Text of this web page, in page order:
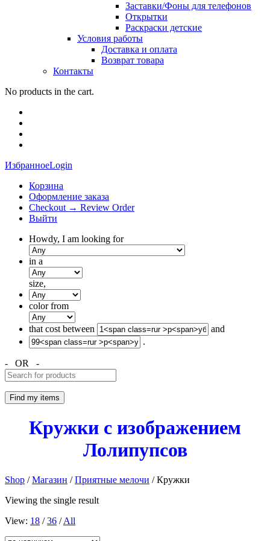
Заставки/Фоны для телефонов
Открытки
Раскраски детские
Условия работы
Доставка и оплата
Возврат товара
Контакты
No products in the cart.
ИзбранноеLogin
Корзина
Оформление заказа
Checkout → Review Order
Выйти
Howdy, I am looking for
in a
size,
color from
that cost between
and
.
- OR -
Кружки с изображением
Лолипупсов
Shop /Магазин /Приятные мелочи / Кружки
Viewing the single result
View: 18 /36 /All